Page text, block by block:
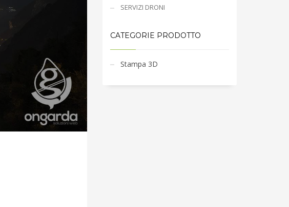
SERVIZI DRONI
CATEGORIE PRODOTTO
Stampa 3D